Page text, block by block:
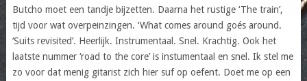
Butcho moet een tandje bijzetten. Daarna het rustige ‘The train’,
tijd voor wat overpeinzingen. ‘What comes around goés around.
‘Suits revisited’. Heerlijk. Instrumentaal. Snel. Krachtig. Ook het
laatste nummer ‘road to the core’ is instumentaal en snel. Ik stel me
zo voor dat menig gitarist zich hier suf op oefent. Doet me op een